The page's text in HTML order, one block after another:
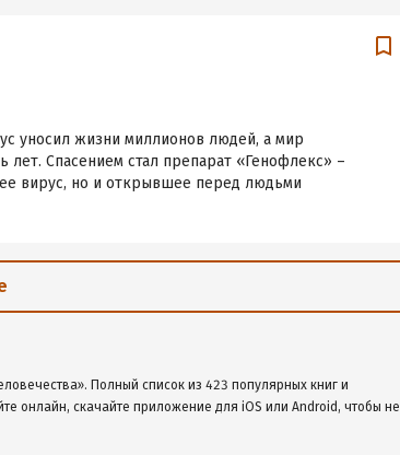
уносил жизни миллионов людей, а мир
Спасением стал препарат «Генофлекс» –
вирус, но и открывшее перед людьми
Полный список из 423 популярных книг и
онлайн, скачайте приложение для iOS или Android, чтобы не